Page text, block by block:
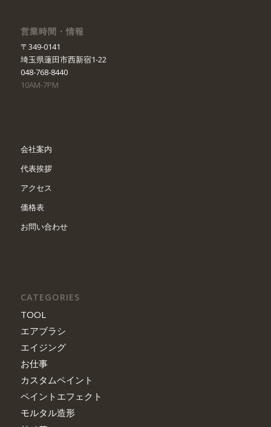
営業時間・情報
〒349-0141
埼玉県蓮田市西新宿1-22
048-768-8440
10AM-7PM
会社案内
代表挨拶
アクセス
価格表
お問い合わせ
CATEGORIES
TOOL
エアブラシ
エイジング
お仕事
カスタムペイント
ペイントエフェクト
モルタル造形